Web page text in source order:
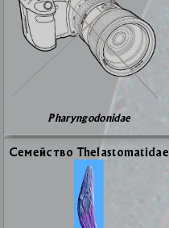
Pharyngodonidae
Се­мей­ство Thelastomatidae